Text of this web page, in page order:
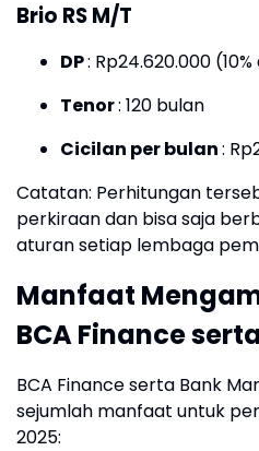
Brio RS M/T
DP: Rp24.620.000
Tenor: 120 bulan
Cicilan per bulan:
Catatan: Perhitungan
perkiraan dan bisa saja
aturan setiap lembaga
Manfaat
BCA Finance
BCA Finance serta Bank
sejumlah manfaat untuk
2025: